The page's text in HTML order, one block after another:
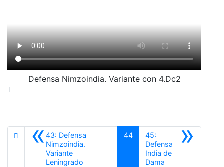
Defensa Nimzoindia. Variante con 4.Dc2
«43: Defensa
Nimzoindia.
Variante
Leningrado
44 »
45:
Defensa
India de
Dama